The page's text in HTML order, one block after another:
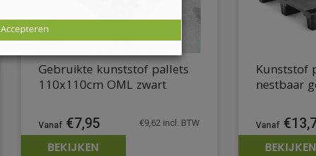
Gebruikte kunststof pallets
110x110cm OML zwart
€7,95 €9,62 incl. BTW
BEKIJKEN
Kunststof
nestbaar
€
BEKIJKEN
Accepteren